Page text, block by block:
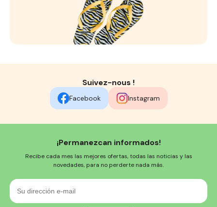
Suivez-nous !
Facebook Instagram
¡Permanezcan informados!
Recibe cada mes las mejores ofertas, todas las noticias y las
novedades, para no perderte nada más.
Su
dirección
e-